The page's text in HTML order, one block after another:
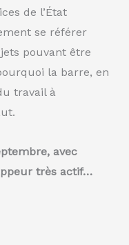
de l’État
se référer
pouvant être
la barre, en
travail à
avec
très actif…